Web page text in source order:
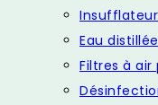
Eau distillée
Filtres à air